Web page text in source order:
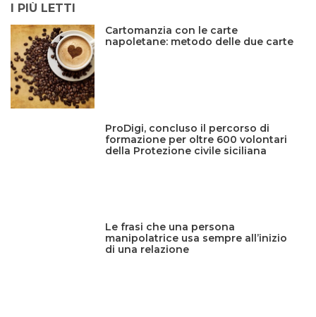
I PIÙ LETTI
Cartomanzia con le carte
napoletane: metodo delle due carte
ProDigi, concluso il percorso di
formazione per oltre 600 volontari
della Protezione civile siciliana
Le frasi che una persona
manipolatrice usa sempre all’inizio
di una relazione